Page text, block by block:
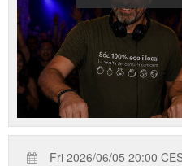
Fri 2026/06/05 20:00